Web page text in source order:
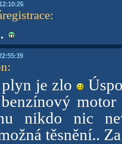
:
:
je zlo
nikdo nic
těsnění..